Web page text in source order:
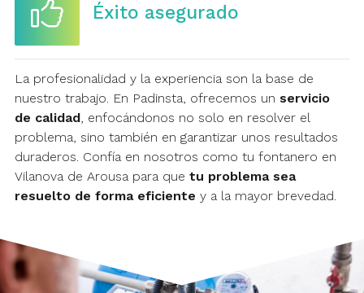
Éxito asegurado
La profesionalidad y la experiencia son la base de
nuestro trabajo. En Padinsta, ofrecemos un servicio
de calidad, enfocándonos no solo en resolver el
problema, sino también en garantizar unos resultados
duraderos. Confía en nosotros como tu fontanero en
Vilanova de Arousa para que tu problema sea
resuelto de forma eficiente y a la mayor brevedad.